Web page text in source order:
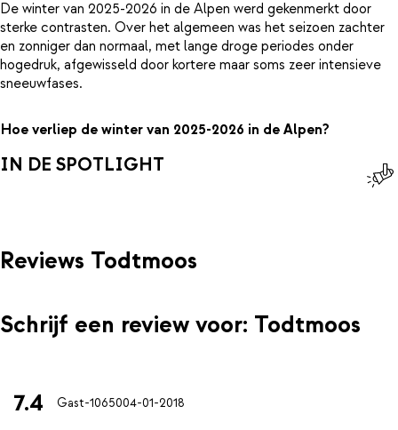
De winter van 2025-2026 in de Alpen werd gekenmerkt door
sterke contrasten. Over het algemeen was het seizoen zachter
en zonniger dan normaal, met lange droge periodes onder
hogedruk, afgewisseld door kortere maar soms zeer intensieve
sneeuwfases.
Hoe verliep de winter van 2025-2026 in de Alpen?
IN DE SPOTLIGHT
Reviews Todtmoos
Schrijf een review voor: Todtmoos
7.4 Gast-1065004-01-2018